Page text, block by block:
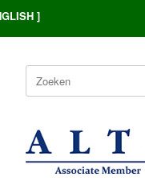
]
Zoeken
naar: